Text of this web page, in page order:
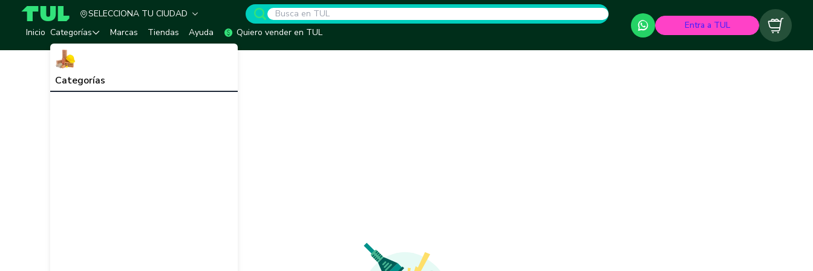
TUL - Tu Marketplace de Construcción
SELECCIONA TU CIUDAD
Inicio Categorías
Categorías
Marcas Tiendas Ayuda Quiero vender en TUL
Entra a TUL Carrito